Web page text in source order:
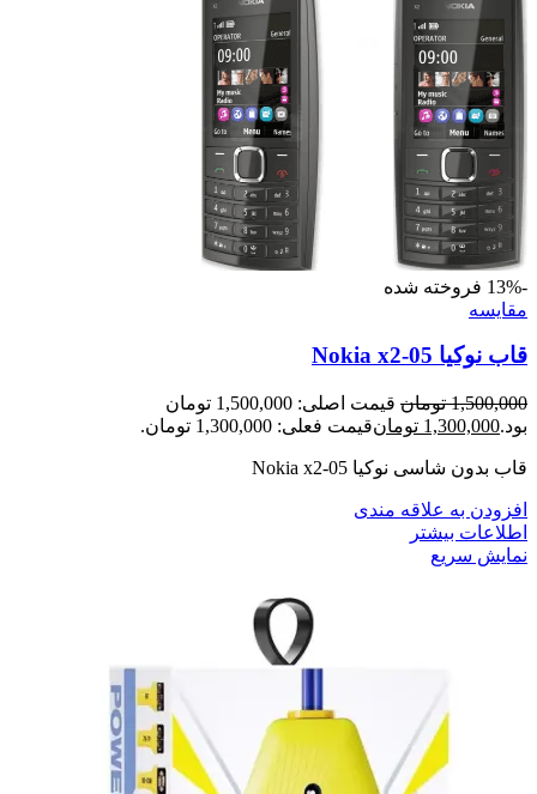
-13%
فروخته شده
مقايسه
قاب نوکیا Nokia x2-05
1,500,000 تومان
قیمت اصلی: 1,500,000 تومان
بود.1,300,000 تومانقیمت فعلی: 1,300,000 تومان.
قاب بدون شاسی نوکیا Nokia x2-05
افزودن به علاقه مندی
اطلاعات بیشتر
نمایش سریع